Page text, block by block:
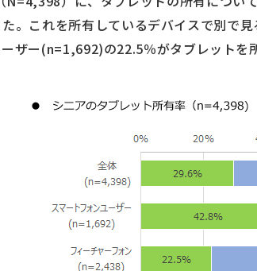
。これを所有しているデバイスで別で
ザー(n=1,692)の22.5％がタブレットを